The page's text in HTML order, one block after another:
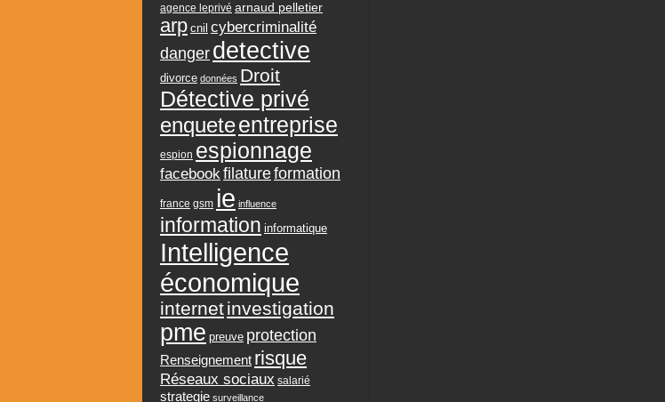
agence leprivé arnaud pelletier
arp cnil cybercriminalité
danger detective
divorce données Droit
Détective privé
enqueteentreprise
espion espionnage
facebookfilatureformation
france gsm ie influence
information informatique
Intelligence
économique
internetinvestigation
pme preuve protection
Renseignement risque
Réseaux sociaux salarié
strategie surveillance